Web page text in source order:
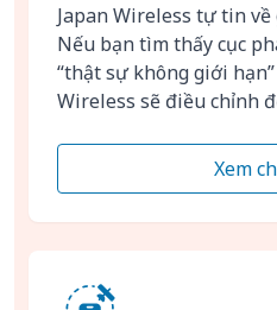
Japan Wireless tự tin
Nếu bạn tìm thấy cục
“thật sự không giới
Wireless sẽ điều chỉnh
Xem